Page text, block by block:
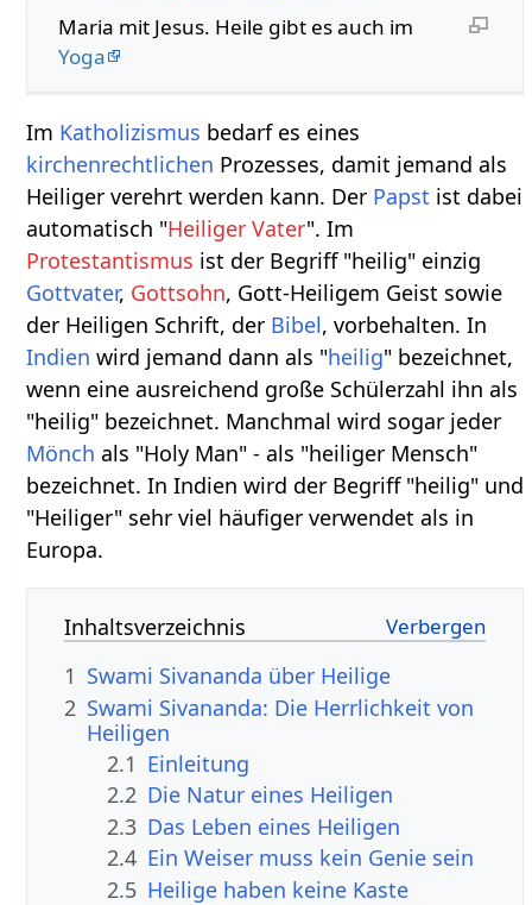
Maria mit Jesus. Heile gibt es auch im
Yoga
Im Katholizismus bedarf es eines
kirchenrechtlichen Prozesses, damit jemand als
Heiliger verehrt werden kann. Der Papst ist dabei
automatisch "Heiliger Vater". Im
Protestantismus ist der Begriff "heilig" einzig
Gottvater, Gottsohn, Gott-Heiligem Geist sowie
der Heiligen Schrift, der Bibel, vorbehalten. In
Indien wird jemand dann als "heilig" bezeichnet,
wenn eine ausreichend große Schülerzahl ihn als
"heilig" bezeichnet. Manchmal wird sogar jeder
Mönch als "Holy Man" - als "heiliger Mensch"
bezeichnet. In Indien wird der Begriff "heilig" und
"Heiliger" sehr viel häufiger verwendet als in
Europa.
Inhaltsverzeichnis
1 Swami Sivananda über Heilige
2 Swami Sivananda: Die Herrlichkeit von
Heiligen
2.1 Einleitung
2.2 Die Natur eines Heiligen
2.3 Das Leben eines Heiligen
2.4 Ein Weiser muss kein Genie sein
2.5 Heilige haben keine Kaste